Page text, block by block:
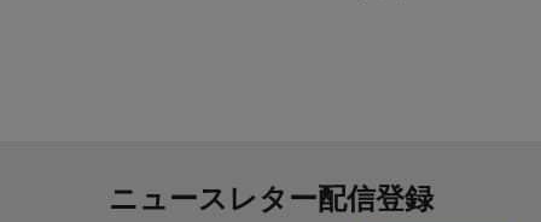
ニュースレター配信登録